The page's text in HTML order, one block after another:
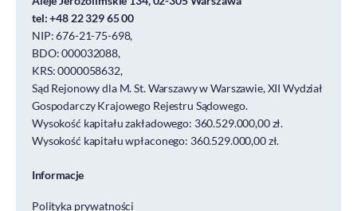
tel:+48 22 329 65 00
NIP: 676-21-75-698,
BDO: 000032088,
KRS: 0000058632,
Sąd Rejonowy dla M. St. Warszawy w Warszawie, XII Wydział
Gospodarczy Krajowego Rejestru Sądowego.
Wysokość kapitału zakładowego: 360.529.000,00 zł.
Wysokość kapitału wpłaconego: 360.529.000,00 zł.
Informacje
Polityka prywatności